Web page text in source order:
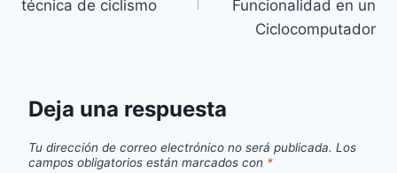
entradas
técnica de ciclismo
Funcionalidad en un
Ciclocomputador
Deja una respuesta
Tu dirección de correo electrónico no será publicada. Los
campos obligatorios están marcados con *